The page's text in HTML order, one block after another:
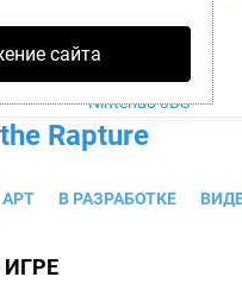
сайта
Wii U
PS4
Xbox One
Nintendo 3DS
Rapture
АРТ В РАЗРАБОТКЕ